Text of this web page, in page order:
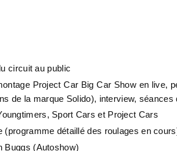
circuit au public
Project Car Big Car Show en live,
de la marque Solido), interview,
Sport Cars et Project Cars
(programme détaillé des roulages en
Buggs (Autoshow)